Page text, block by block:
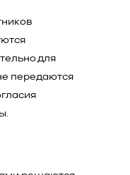
для
передаются